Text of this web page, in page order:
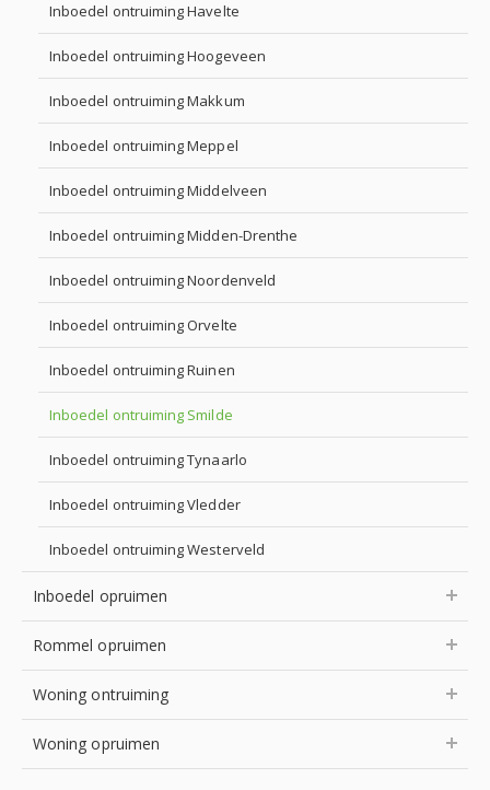
Inboedel ontruiming Havelte
Inboedel ontruiming Hoogeveen
Inboedel ontruiming Makkum
Inboedel ontruiming Meppel
Inboedel ontruiming Middelveen
Inboedel ontruiming Midden-Drenthe
Inboedel ontruiming Noordenveld
Inboedel ontruiming Orvelte
Inboedel ontruiming Ruinen
Inboedel ontruiming Smilde
Inboedel ontruiming Tynaarlo
Inboedel ontruiming Vledder
Inboedel ontruiming Westerveld
Inboedel opruimen
Rommel opruimen
Woning ontruiming
Woning opruimen